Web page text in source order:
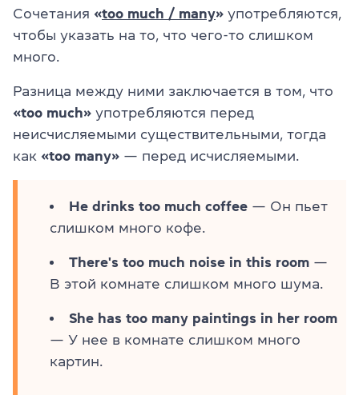
Сочетания «too much / many» употребляются,
чтобы указать на то, что чего-то слишком
много.
Разница между ними заключается в том, что
«too much» употребляются перед
неисчисляемыми существительными, тогда
как «too many» — перед исчисляемыми.
He drinks too much coffee — Он пьет
слишком много кофе.
There's too much noise in this room —
В этой комнате слишком много шума.
She has too many paintings in her room
— У нее в комнате слишком много
картин.